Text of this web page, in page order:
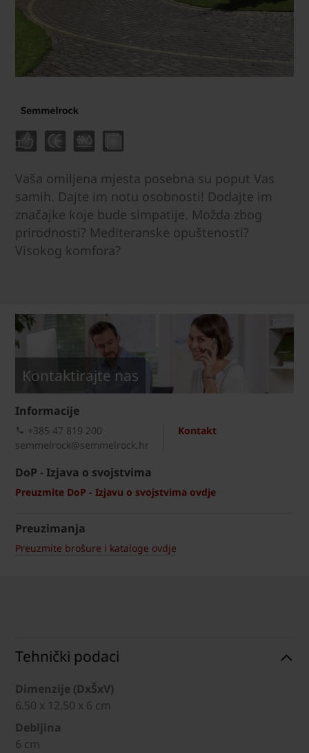
Vaša omiljena mjesta posebna su poput Vas
samih. Dajte im notu osobnosti! Dodajte im
značajke koje bude simpatije. Možda zbog
prirodnosti? Mediteranske opuštenosti?
Visokog komfora?
Kontaktirajte nas
Informacije
Kontakt
+385 47 819 200​
semmelrock@semmelrock.hr
DoP - Izjava o svojstvima
Preuzmite DoP - Izjavu o svojstvima ovdje
Preuzimanja
Preuzmite brošure i kataloge ovdje
Tehnički podaci
Dimenzije (DxŠxV)
6.50 x 12.50 x 6 cm
Debljina
6 cm